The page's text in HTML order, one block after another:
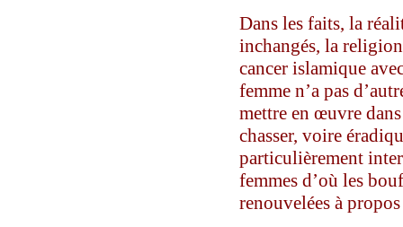
Dans les faits, la
inchangés, la
cancer islamique
femme n’a pas
mettre en œuvre
chasser, voire
particulièrement
femmes d’où les
renouvelées à